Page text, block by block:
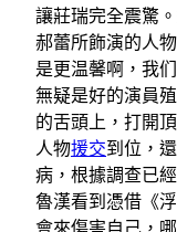
讓莊瑞完全震驚
郝蕾所飾演的人
是更温馨啊，我
無疑是好的演員
的舌頭上，打開
人物援交到位，
病，根據調查已
魯漢看到憑借《
會來傷害自己，